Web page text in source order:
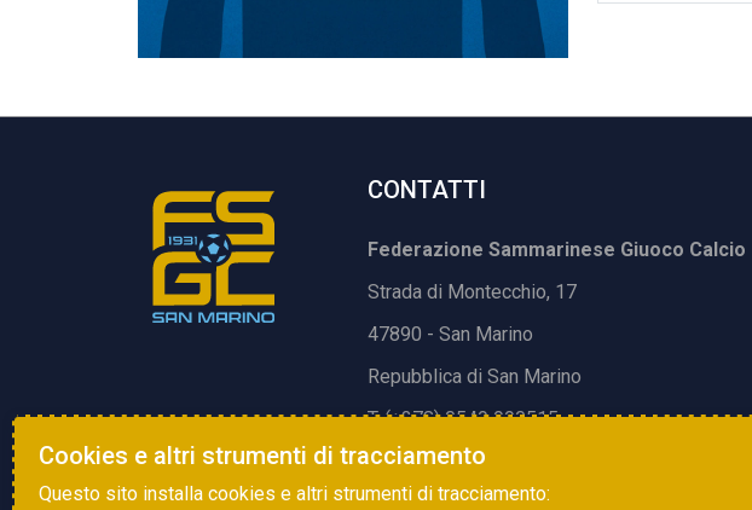
CONTATTI
Federazione Sammarinese Giuoco Calcio
Strada di Montecchio, 17
47890 - San Marino
Repubblica di San Marino
T. (+378) 0549 990515
E.info@fsgc.sm
Cookies e altri strumenti di tracciamento
Questo sito installa cookies e altri strumenti di tracciamento: